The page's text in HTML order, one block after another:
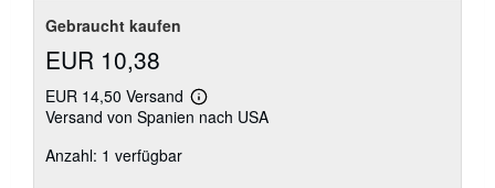
Gebraucht kaufen
EUR 10,38
EUR 14,50 Versand
Weitere
Informationen
Versand von Spanien nach USA
Anzahl: 1 verfügbar